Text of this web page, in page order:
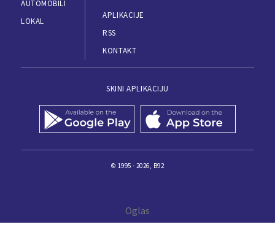
AUTOMOBILI
LOKAL
APLIKACIJE
RSS
KONTAKT
SKINI APLIKACIJU
© 1995 - 2026, B92